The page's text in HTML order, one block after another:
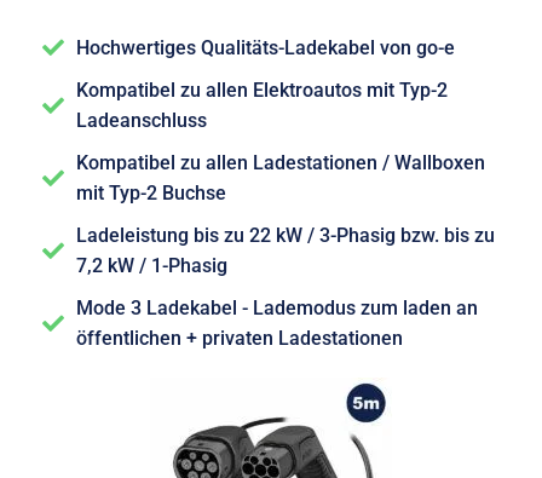
Hochwertiges Qualitäts-Ladekabel von go-e
Kompatibel zu allen Elektroautos mit Typ-2
Ladeanschluss
Kompatibel zu allen Ladestationen / Wallboxen
mit Typ-2 Buchse
Ladeleistung bis zu 22 kW / 3-Phasig bzw. bis zu
7,2 kW / 1-Phasig
Mode 3 Ladekabel - Lademodus zum laden an
öffentlichen + privaten Ladestationen